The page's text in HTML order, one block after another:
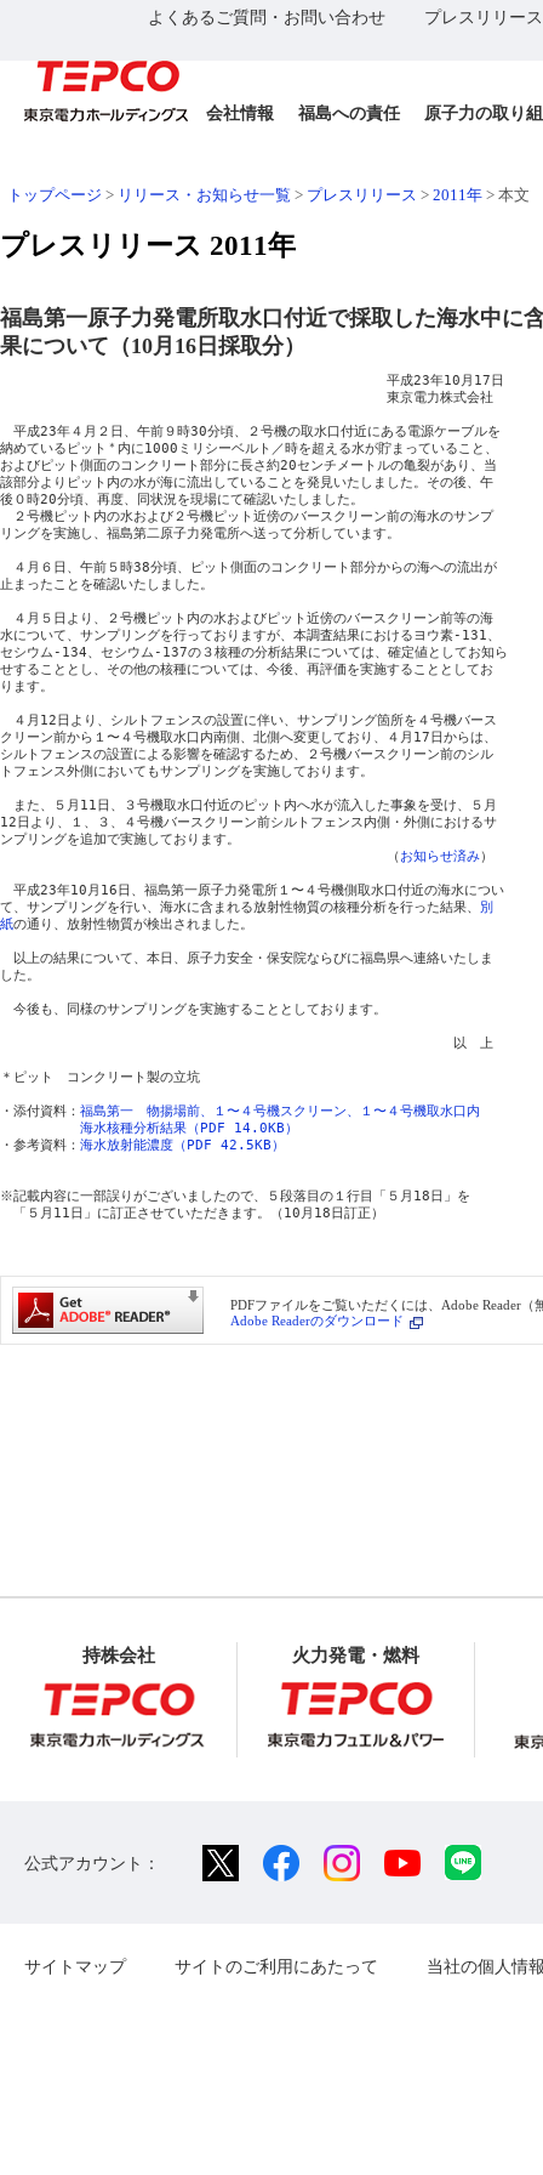
よくあるご質問・お問い合わせ プレスリリー
会社情報 福島への責任 原子力の取り
トップページ > リリース・お知らせ一覧 > プレスリリース > 2011年 > 本文
プレスリリース 2011年
福島第一原子力発電所取水口付近で採取した海水中に
果について（10月16日採取分）
平成23年10月17日
東京電力株式会社
平成23年４月２日、午前９時30分頃、２号機の取水口付近にある電源ケーブルを
納めているピット ＊ 内に1000ミリシーベルト／時を超える水が貯まっていること、
およびピット側面のコンクリート部分に長さ約20センチメートルの亀裂があり、当
該部分よりピット内の水が海に流出していることを発見いたしました。その後、午
後０時20分頃、再度、同状況を現場にて確認いたしました。
２号機ピット内の水および２号機ピット近傍のバースクリーン前の海水のサンプ
リングを実施し、福島第二原子力発電所へ送って分析しています。
４月６日、午前５時38分頃、ピット側面のコンクリート部分からの海への流出が
止まったことを確認いたしました。
４月５日より、２号機ピット内の水およびピット近傍のバースクリーン前等の海
水について、サンプリングを行っておりますが、本調査結果におけるヨウ素-131、
セシウム-134、セシウム-137の３核種の分析結果については、確定値としてお知ら
せすることとし、その他の核種については、今後、再評価を実施することとしてお
ります。
４月12日より、シルトフェンスの設置に伴い、サンプリング箇所を４号機バース
クリーン前から１〜４号機取水口内南側、北側へ変更しており、４月17日からは、
シルトフェンスの設置による影響を確認するため、２号機バースクリーン前のシル
トフェンス外側においてもサンプリングを実施しております。
また、５月11日、３号機取水口付近のピット内へ水が流入した事象を受け、５月
12日より、１、３、４号機バースクリーン前シルトフェンス内側・外側におけるサ
ンプリングを追加で実施しております。
（ お知らせ済み）
平成23年10月16日、福島第一原子力発電所１〜４号機側取水口付近の海水につい
て、サンプリングを行い、海水に含まれる放射性物質の核種分析を行った結果、 別
紙の通り、放射性物質が検出されました。
以上の結果について、本日、原子力安全・保安院ならびに福島県へ連絡いたしま
した。
今後も、同様のサンプリングを実施することとしております。
以　上
＊ピット　コンクリート製の立坑
・添付資料： 福島第一　物揚場前、１〜４号機スクリーン、１〜４号機取水口内
海水核種分析結果（PDF 14.0KB）
・参考資料： 海水放射能濃度（PDF 42.5KB）
※記載内容に一部誤りがございましたので、５段落目の１行目「５月18日」を
「５月11日」に訂正させていただきます。（10月18日訂正）
PDFファイルをご覧いただくには、Adobe Reader（
Adobe Readerのダウンロード
持株会社 火力発電・燃料
公式アカウント：
サイトマップ サイトのご利用にあたって 当社の個人情